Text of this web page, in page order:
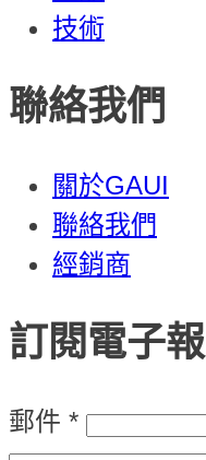
技術
聯絡我們
關於GAUI
聯絡我們
經銷商
訂閱電子報
郵件 *